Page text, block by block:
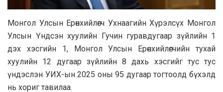
Монгол Улсын Ерөнхийлөгч Ухнаагийн Хүрэлсүх Монгол
Улсын Үндсэн хуулийн Гучин гуравдугаар зүйлийн 1
дэх хэсгийн 1, Монгол Улсын Ерөнхийлөгчийн тухай
хуулийн 12 дугаар зүйлийн 8 дахь хэсгийг тус тус
үндэслэн УИХ-ын 2025 оны 95 дугаар тогтоолд бүхэлд
нь хориг тавилаа.